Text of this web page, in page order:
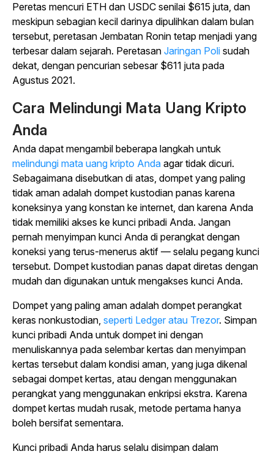
Peretas mencuri ETH dan USDC senilai $615 juta, dan
meskipun sebagian kecil darinya dipulihkan dalam bulan
tersebut, peretasan Jembatan Ronin tetap menjadi yang
terbesar dalam sejarah. Peretasan Jaringan Poli sudah
dekat, dengan pencurian sebesar $611 juta pada
Agustus 2021.
Cara Melindungi Mata Uang Kripto
Anda
Anda dapat mengambil beberapa langkah untuk
melindungi mata uang kripto Anda agar tidak dicuri.
Sebagaimana disebutkan di atas, dompet yang paling
tidak aman adalah dompet kustodian panas karena
koneksinya yang konstan ke internet, dan karena Anda
tidak memiliki akses ke kunci pribadi Anda. Jangan
pernah menyimpan kunci Anda di perangkat dengan
koneksi yang terus-menerus aktif — selalu pegang kunci
tersebut. Dompet kustodian panas dapat diretas dengan
mudah dan digunakan untuk mengakses kunci Anda.
Dompet yang paling aman adalah dompet perangkat
keras nonkustodian, seperti Ledger atau Trezor. Simpan
kunci pribadi Anda untuk dompet ini dengan
menuliskannya pada selembar kertas dan menyimpan
kertas tersebut dalam kondisi aman, yang juga dikenal
sebagai dompet kertas, atau dengan menggunakan
perangkat yang menggunakan enkripsi ekstra. Karena
dompet kertas mudah rusak, metode pertama hanya
boleh bersifat sementara.
Kunci pribadi Anda harus selalu disimpan dalam